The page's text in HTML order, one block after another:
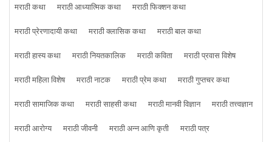
मराठी कथा मराठी आध्यात्मिक कथा
मराठी फिक्शन कथा
मराठी प्रेरणादायी कथा
मराठी क्लासिक कथा
मराठी बाल कथा
मराठी हास्य कथा
मराठी नियतकालिक मराठी कविता
मराठी प्रवास विशेष
मराठी महिला विशेष
मराठी नाटक मराठी प्रेम कथा
मराठी गुप्तचर कथा
मराठी सामाजिक कथा
मराठी साहसी कथा मराठी मानवी विज्ञान
मराठी तत्त्वज्ञान
मराठी आरोग्य
मराठी जीवनी मराठी अन्न आणि कृती
मराठी पत्र